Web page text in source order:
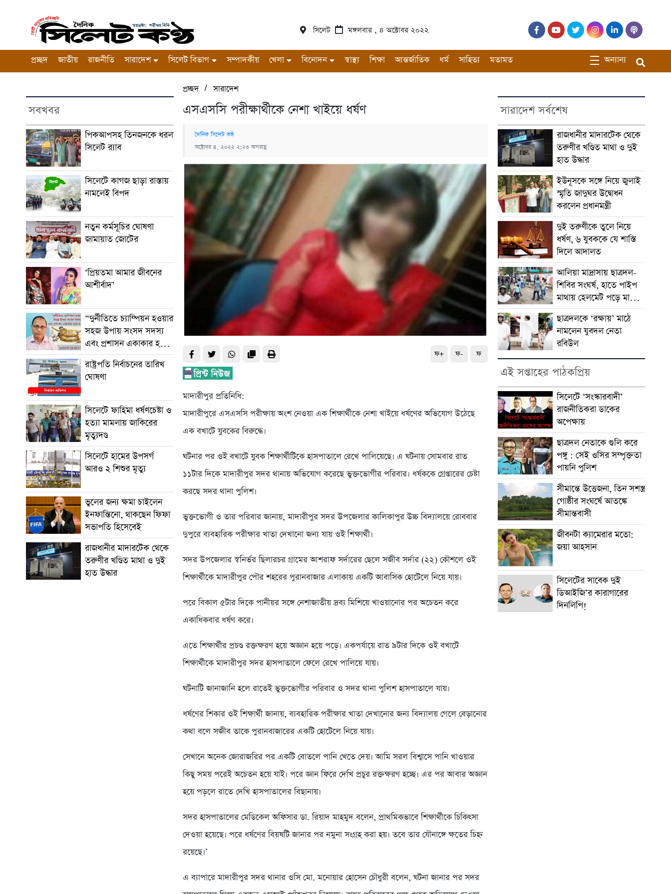
সিলেট মঙ্গলবার , ৪ অক্টোবর ২০২২
প্রচ্ছদ জাতীয় রাজনীতি সারাদেশ সিলেট বিভাগ সম্পাদকীয় খেলা বিনোদন স্বাস্থ্য শিক্ষা আন্তর্জাতিক ধর্ম সাহিত্য মতামত অন্যান্য
সবখবর
পিকআপসহ তিনজনকে ধরল
সিলেট র‌্যাব
সিলেটে কাগজ ছাড়া রাস্তায়
নামলেই বিপদ
নতুন কর্মসূচির ঘোষণা
জামায়াত জোটের
‘প্রিয়তমা আমার জীবনের
আশীর্বাদ’
“দুর্নীতিতে চ্যাম্পিয়ন হওয়ার
সহজ উপায় সংসদ সদস্য
এবং প্রশাসন একাকার হয়ে
যাওয়া”
রাষ্ট্রপতি নির্বাচনের তারিখ
ঘোষণা
সিলেটে ফাহিমা ধর্ষণচেষ্টা ও
হত্যা মামলায় জাকিরের
মৃত্যুদণ্ড
সিলেটে হামের উপসর্গ
আরও ২ শিশুর মৃত্যু
ভুলের জন্য ক্ষমা চাইলেন
ইনফান্তিনো, থাকছেন ফিফা
সভাপতি হিসেবেই
রাজধানীর মাদারটেক থেকে
তরুণীর খণ্ডিত মাথা ও দুই
হাত উদ্ধার
প্রচ্ছদ/সারাদেশ
এসএসসি পরীক্ষার্থীকে নেশা খাইয়ে ধর্ষণ
দৈনিক সিলেট কন্ঠ
অক্টোবর ৪, ২০২২ ২:২৩ অপরাহ্ণ
ফ+ ফ- ফ
মাদারীপুর প্রতিনিধি:
মাদারীপুরে এসএসসি পরীক্ষায় অংশ নেওয়া এক শিক্ষার্থীকে নেশা খাইয়ে ধর্ষণের অভিযোগ উঠেছে
এক বখাটে যুবকের বিরুদ্ধে।
ঘটনার পর ওই বখাটে যুবক শিক্ষার্থীটিকে হাসপাতালে রেখে পালিয়েছে। এ ঘটনায় সোমবার রাত
১১টার দিকে মাদারীপুর সদর থানায় অভিযোগ করেছে ভুক্তভোগীর পরিবার। ধর্ষককে গ্রেপ্তারের চেষ্টা
করছে সদর থানা পুলিশ।
ভুক্তভোগী ও তার পরিবার জানায়, মাদারীপুর সদর উপজেলার কালিকাপুর উচ্চ বিদ্যালয়ে রোববার
দুপুরে ব্যবহারিক পরীক্ষার খাতা দেখানো জন্য যায় ওই শিক্ষার্থী।
সদর উপজেলার স্বনির্ভর ছিলারচর গ্রামের আশরাফ সর্দারের ছেলে সজীব সর্দার (২২) কৌশলে ওই
শিক্ষার্থীকে মাদারীপুর পৌর শহরের পুরানবাজার এলাকায় একটি আবাসিক হোটেলে নিয়ে যায়।
পরে বিকাল ৫টার দিকে পানীয়র সঙ্গে নেশাজাতীয় দ্রব্য মিশিয়ে খাওয়ানোর পর অচেতন করে
একাধিকবার ধর্ষণ করে।
এতে শিক্ষার্থীর প্রচণ্ড রক্তক্ষরণ হয়ে অজ্ঞান হয়ে পড়ে। একপর্যায়ে রাত ৯টার দিকে ওই বখাটে
শিক্ষার্থীকে মাদারীপুর সদর হাসপাতালে ফেলে রেখে পালিয়ে যায়।
ঘটনাটি জানাজানি হলে রাতেই ভুক্তভোগীর পরিবার ও সদর থানা পুলিশ হাসপাতালে যায়।
ধর্ষণের শিকার ওই শিক্ষার্থী জানায়, ব্যবহারিক পরীক্ষার খাতা দেখানোর জন্য বিদ্যালয় গেলে বেড়ানোর
কথা বলে সজীব তাকে পুরানবাজারের একটি হোটেলে নিয়ে যায়।
সেখানে অনেক জোরাজরির পর একটি বোতলে পানি খেতে দেয়। আমি সরল বিশ্বাসে পানি খাওয়ার
কিছু সময় পরেই অচেতন হয়ে যাই। পরে জ্ঞান ফিরে দেখি প্রচুর রক্তক্ষরণ হচ্ছে। এর পর আবার অজ্ঞান
হয়ে পড়লে রাতে দেখি হাসপাতালের বিছানায়।
সদর হাসপাতালের মেডিকেল অফিসার ডা. রিয়াদ মাহমুদ বলেন, প্রাথমিকভাবে শিক্ষার্থীকে চিকিৎসা
দেওয়া হয়েছে। পরে ধর্ষণের বিয়ষটি জানার পর নমুনা সংগ্রহ করা হয়। তবে তার যৌনাঙ্গে ক্ষতের চিহ্ন
রয়েছে।’
এ ব্যাপারে মাদারীপুর সদর থানার ওসি মো. মনোয়ার হোসেন চৌধুরী বলেন, ঘটনা জানার পর সদর
সারাদেশ সর্বশেষ
রাজধানীর মাদারটেক থেকে
তরুণীর খণ্ডিত মাথা ও দুই
হাত উদ্ধার
ইউনূসকে সঙ্গে নিয়ে জুলাই
স্মৃতি জাদুঘর উদ্বোধন
করলেন প্রধানমন্ত্রী
দুই তরুণীকে তুলে নিয়ে
ধর্ষণ, ৬ যুবককে যে শাস্তি
দিলে আদালত
আলিয়া মাদ্রাসায় ছাত্রদল-
শিবির সংঘর্ষ, হাতে পাইপ
মাথায় হেলমেট পড়ে মাঠে
যুবদল নেতা নয়ন
ছাত্রদলকে ‘রক্ষায়’ মাঠে
নামলেন যুবদল নেতা
রবিউল
এই সপ্তাহের পাঠকপ্রিয়
সিলেটে ‘সংস্কারবাদী’
রাজনীতিকরা ডাকের
অপেক্ষায়
ছাত্রদল নেতাকে গুলি করে
পঙ্গু : সেই ওসির সম্পৃক্ততা
পায়নি পুলিশ
সীমান্তে উত্তেজনা, তিন সশস্ত্র
গোষ্ঠীর সংঘর্ষে আতঙ্কে
সীমান্তবাসী
জীবনটা ক্যামেরার মতো:
জয়া আহসান
সিলেটের সাবেক দুই
ডিআইজি’র কারাগারের
দিনলিপি!